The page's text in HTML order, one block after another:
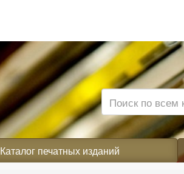
Каталог печатных изданий